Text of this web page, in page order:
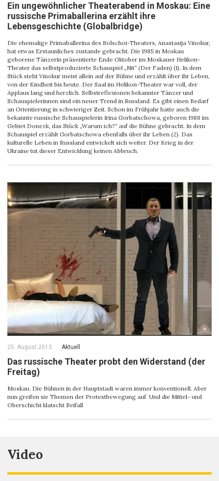
Ein ungewöhnlicher Theaterabend in Moskau: Eine
russische Primaballerina erzählt ihre
Lebensgeschichte (Globalbridge)
Die ehemalige Primaballerina des Bolschoi-Theaters, Anastasija Vinokur,
hat etwas Erstaunliches zustande gebracht. Die 1985 in Moskau
geborene Tänzerin präsentierte Ende Oktober im Moskauer Helikon-
Theater das selbstproduzierte Schauspiel „Nit“ (Der Faden) (1). In dem
Stück steht Vinokur meist allein auf der Bühne und erzählt über ihr Leben,
von der Kindheit bis heute. Der Saal im Helikon-Theater war voll, der
Applaus lang und herzlich. Selbstreflexionen bekannter Tänzer und
Schauspielerinnen sind ein neuer Trend in Russland. Es gibt einen Bedarf
an Orientierung in schwieriger Zeit. Schon im Frühjahr hatte auch die
bekannte russische Schauspielerin Irina Gorbatschowa, geboren 1988 im
Gebiet Donezk, das Stück „Warum ich?“ auf die Bühne gebracht. In dem
Schauspiel erzählt Gorbatschowa ebenfalls über ihr Leben (2). Das
kulturelle Leben in Russland entwickelt sich weiter. Der Krieg in der
Ukraine tut dieser Entwicklung keinen Abbruch.
25. August 2013 Aktuell
Das russische Theater probt den Widerstand (der
Freitag)
Moskau. Die Bühnen in der Hauptstadt waren immer konventionell. Aber
nun greifen sie Themen der Protestbewegung auf. Und die Mittel- und
Oberschicht klatscht Beifall
Video